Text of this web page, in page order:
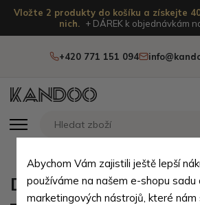
Vložte 2 produkty do košíku a získejte
nich.
+ DÁREK k objednávkám
+420 771 151 094
Dámské kabelky ve
Abychom Vám zajistili ještě lepší
používáme na našem e-shopu sadu
marketingových nástrojů, které nám